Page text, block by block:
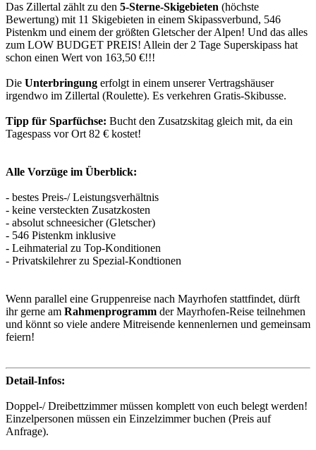
Das Zillertal zählt zu den 5-Sterne-Skigebieten (höchste
Bewertung) mit 11 Skigebieten in einem Skipassverbund, 546
Pistenkm und einem der größten Gletscher der Alpen! Und das alles
zum LOW BUDGET PREIS! Allein der 2 Tage Superskipass hat
schon einen Wert von 163,50 €!!!
Die Unterbringung erfolgt in einem unserer Vertragshäuser
irgendwo im Zillertal (Roulette). Es verkehren Gratis-Skibusse.
Tipp für Sparfüchse: Bucht den Zusatzskitag gleich mit, da ein
Tagespass vor Ort 82 € kostet!
Alle Vorzüge im Überblick:
- bestes Preis-/ Leistungsverhältnis
- keine versteckten Zusatzkosten
- absolut schneesicher (Gletscher)
- 546 Pistenkm inklusive
- Leihmaterial zu Top-Konditionen
- Privatskilehrer zu Spezial-Kondtionen
Wenn parallel eine Gruppenreise nach Mayrhofen stattfindet, dürft
ihr gerne am Rahmenprogramm der Mayrhofen-Reise teilnehmen
und könnt so viele andere Mitreisende kennenlernen und gemeinsam
feiern!
Detail-Infos:
Doppel-/ Dreibettzimmer müssen komplett von euch belegt werden!
Einzelpersonen müssen ein Einzelzimmer buchen (Preis auf
Anfrage).